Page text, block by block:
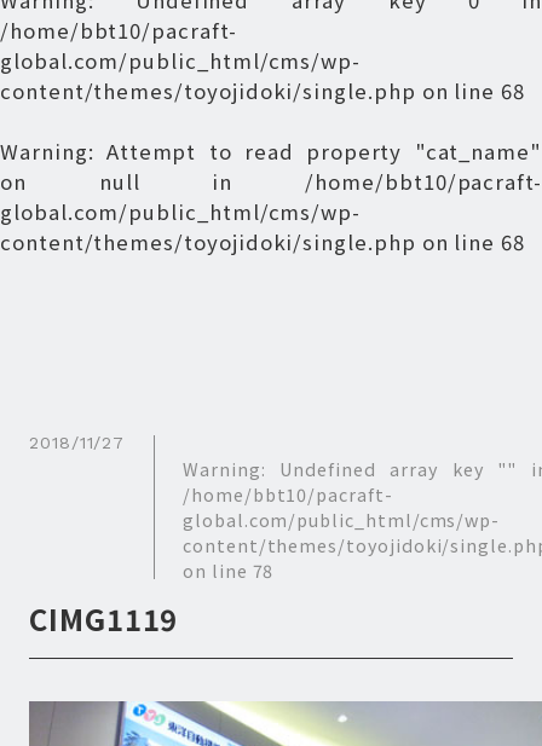
/home/bbt10/pacraft-
global.com/public_html/cms/wp-
content/themes/toyojidoki/single.php on line 68
Warning: Attempt to read property "cat_name"
on null in /home/bbt10/pacraft-
global.com/public_html/cms/wp-
content/themes/toyojidoki/single.php on line 68
2018/11/27
Warning: Undefined array key ""
/home/bbt10/pacraft-
global.com/public_html/cms/wp-
content/themes/toyojidoki/
on line 78
CIMG1119